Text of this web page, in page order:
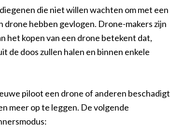
die niet willen wachten om met een
hebben gevlogen. Drone-makers zijn
het kopen van een drone betekent dat,
de doos zullen halen en binnen enkele
piloot een drone of anderen beschadigt
meer op te leggen. De volgende